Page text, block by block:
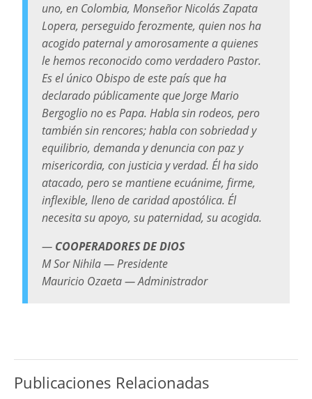
uno, en Colombia, Monseñor Nicolás Zapata
Lopera, perseguido ferozmente, quien nos ha
acogido paternal y amorosamente a quienes
le hemos reconocido como verdadero Pastor.
Es el único Obispo de este país que ha
declarado públicamente que Jorge Mario
Bergoglio no es Papa. Habla sin rodeos, pero
también sin rencores; habla con sobriedad y
equilibrio, demanda y denuncia con paz y
misericordia, con justicia y verdad. Él ha sido
atacado, pero se mantiene ecuánime, firme,
inflexible, lleno de caridad apostólica. Él
necesita su apoyo, su paternidad, su acogida.
— COOPERADORES DE DIOS
M Sor Nihila — Presidente
Mauricio Ozaeta — Administrador
Publicaciones Relacionadas